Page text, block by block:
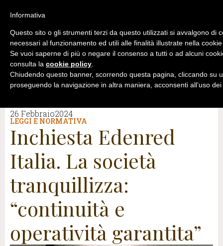
26 Febbraio2024
LEGGI E NORMATIVA
Inchiesta Edenred
Italia. La società
tranquillizza:
“continuità e
operatività garantita”
Informativa
Questo sito o gli strumenti terzi da questo utilizzati si avvalgono di
necessari al funzionamento ed utili alle finalità illustrate nella
Se vuoi saperne di più o negare il consenso a tutti o ad alcuni
consulta la cookie policy.
Chiudendo questo banner, scorrendo questa pagina, cliccando su
proseguendo la navigazione in altra maniera, acconsenti all’uso